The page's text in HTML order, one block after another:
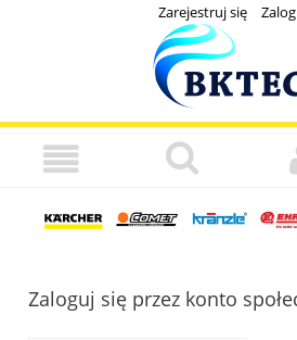
Zarejestruj się
Zaloguj się przez konto